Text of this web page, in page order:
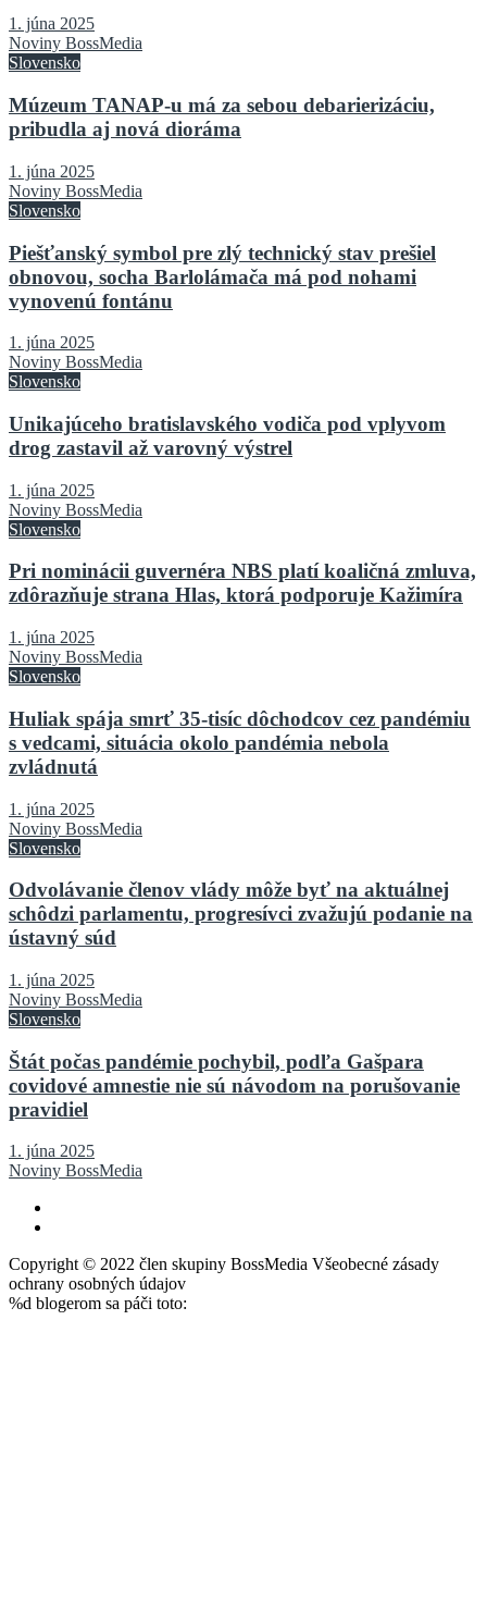
1. júna 2025
Noviny BossMedia
Slovensko
Múzeum TANAP-u má za sebou debarierizáciu,
pribudla aj nová dioráma
1. júna 2025
Noviny BossMedia
Slovensko
Piešťanský symbol pre zlý technický stav prešiel
obnovou, socha Barlolámača má pod nohami
vynovenú fontánu
1. júna 2025
Noviny BossMedia
Slovensko
Unikajúceho bratislavského vodiča pod vplyvom
drog zastavil až varovný výstrel
1. júna 2025
Noviny BossMedia
Slovensko
Pri nominácii guvernéra NBS platí koaličná zmluva,
zdôrazňuje strana Hlas, ktorá podporuje Kažimíra
1. júna 2025
Noviny BossMedia
Slovensko
Huliak spája smrť 35-tisíc dôchodcov cez pandémiu
s vedcami, situácia okolo pandémia nebola
zvládnutá
1. júna 2025
Noviny BossMedia
Slovensko
Odvolávanie členov vlády môže byť na aktuálnej
schôdzi parlamentu, progresívci zvažujú podanie na
ústavný súd
1. júna 2025
Noviny BossMedia
Slovensko
Štát počas pandémie pochybil, podľa Gašpara
covidové amnestie nie sú návodom na porušovanie
pravidiel
1. júna 2025
Noviny BossMedia
Copyright © 2022 člen skupiny BossMedia Všeobecné zásady
ochrany osobných údajov
%d blogerom sa páči toto: